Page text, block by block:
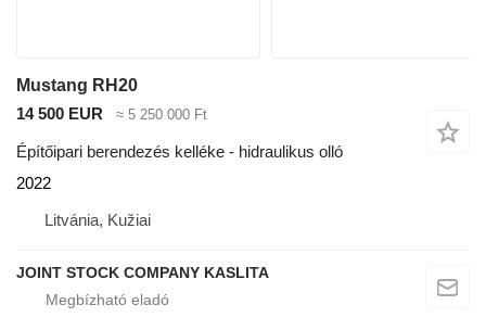
Mustang RH20
14 500 EUR
≈ 5 250 000 Ft
Építőipari berendezés kelléke - hidraulikus olló
2022
Litvánia, Kužiai
JOINT STOCK COMPANY KASLITA